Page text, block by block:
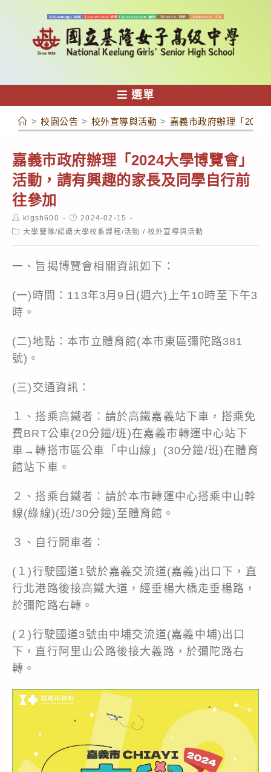
容
選單
> 校園公告 > 校外宣導與活動 > 嘉義市政府辦理「2024
嘉義市政府辦理「2024大學博覽會」
活動，請有興趣的家長及同學自行前
往參加
Post
author:
klgsh600
Post
published:
2024-02-15
Post大學營隊/認識大學校系課程/活動 / 校外宣導與活動
一、旨揭博覽會相關資訊如下：
(一)時間：113年3月9日(週六)上午10時至下午3
時。
(二)地點：本市立體育館(本市東區彌陀路381
號)。
(三)交通資訊：
１、搭乘高鐵者：請於高鐵嘉義站下車，搭乘免
費BRT公車(20分鐘/班)在嘉義市轉運中心站下
車→轉搭市區公車「中山線」(30分鐘/班)在體育
館站下車。
２、搭乘台鐵者：請於本市轉運中心搭乘中山幹
線(綠線)(班/30分鐘)至體育館。
３、自行開車者：
(１)行駛國道1號於嘉義交流道(嘉義)出口下，直
行北港路後接高鐵大道，經垂楊大橋走垂楊路，
於彌陀路右轉。
(２)行駛國道3號由中埔交流道(嘉義中埔)出口
下，直行阿里山公路後接大義路，於彌陀路右
轉。